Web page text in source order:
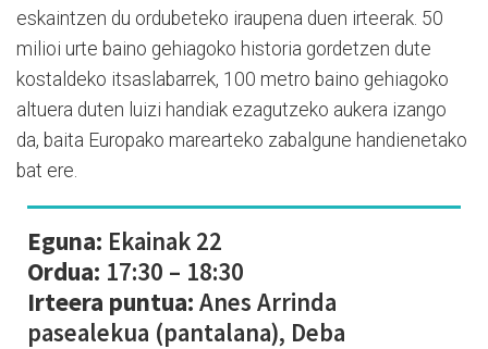
eskaintzen du ordubeteko iraupena duen irteerak. 50
milioi urte baino gehiagoko historia gordetzen dute
kostaldeko itsaslabarrek, 100 metro baino gehiagoko
altuera duten luizi handiak ezagutzeko aukera izango
da, baita Europako marearteko zabalgune handienetako
bat ere.
Eguna: Ekainak 22
Ordua: 17:30 – 18:30
Irteera puntua: Anes Arrinda
pasealekua (pantalana), Deba